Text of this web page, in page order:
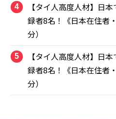
4
【タイ人高度人材】日
録者8名！《日本在住者
分）
5
【タイ人高度人材】日
録者8名！《日本在住者
分）